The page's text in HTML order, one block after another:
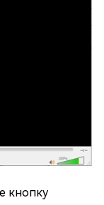
кнопку